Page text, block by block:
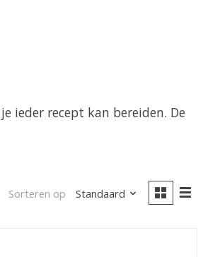
ieder recept kan bereiden. De
Sorteren op Standaard